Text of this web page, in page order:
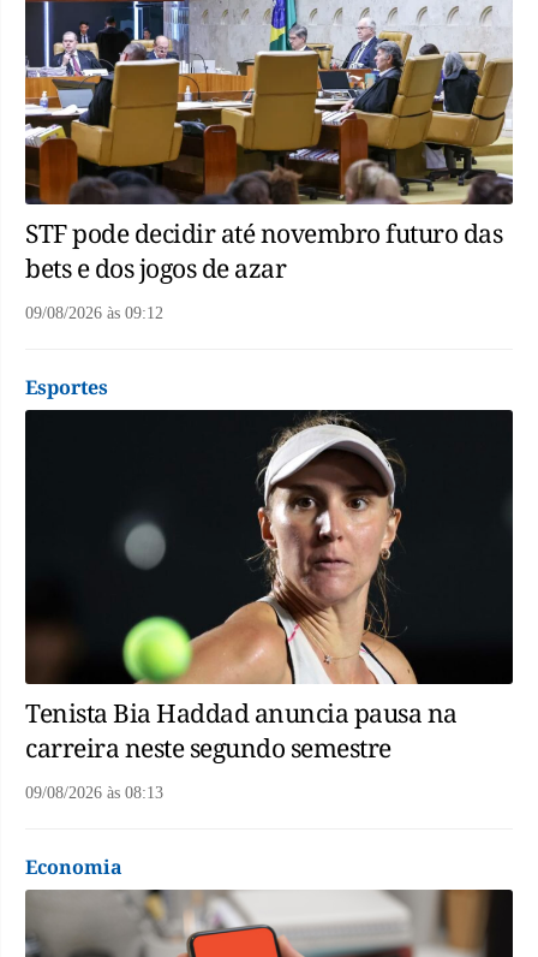
STF pode decidir até novembro futuro das
bets e dos jogos de azar
09/08/2026 às 09:12
Esportes
Tenista Bia Haddad anuncia pausa na
carreira neste segundo semestre
09/08/2026 às 08:13
Economia